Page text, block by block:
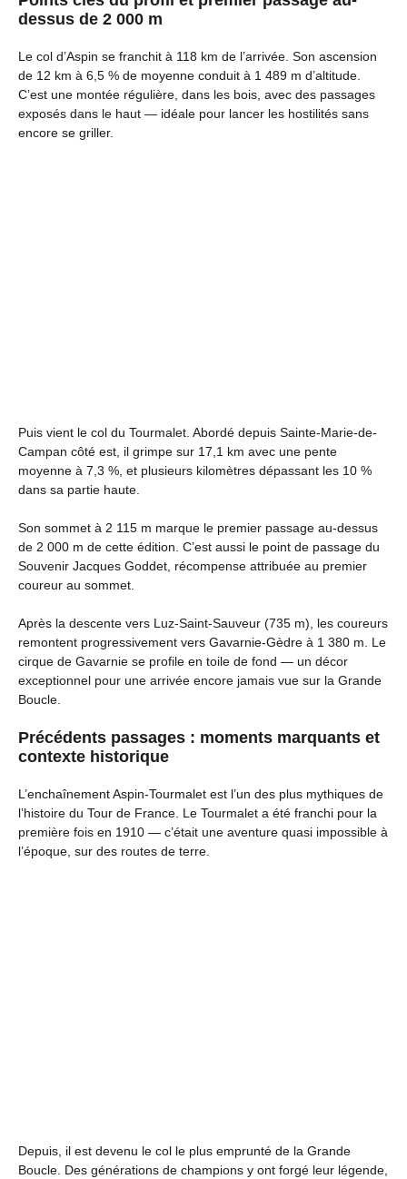
dessus de 2 000 m
Le col d’Aspin se franchit à 118 km de l’arrivée. Son ascension
de 12 km à 6,5 % de moyenne conduit à 1 489 m d’altitude.
C’est une montée régulière, dans les bois, avec des passages
exposés dans le haut — idéale pour lancer les hostilités sans
encore se griller.
Puis vient le col du Tourmalet. Abordé depuis Sainte-Marie-de-
Campan côté est, il grimpe sur 17,1 km avec une pente
moyenne à 7,3 %, et plusieurs kilomètres dépassant les 10 %
dans sa partie haute.
Son sommet à 2 115 m marque le premier passage au-dessus
de 2 000 m de cette édition. C’est aussi le point de passage du
Souvenir Jacques Goddet, récompense attribuée au premier
coureur au sommet.
Après la descente vers Luz-Saint-Sauveur (735 m), les coureurs
remontent progressivement vers Gavarnie-Gèdre à 1 380 m. Le
cirque de Gavarnie se profile en toile de fond — un décor
exceptionnel pour une arrivée encore jamais vue sur la Grande
Boucle.
Précédents passages : moments marquants et
contexte historique
L’enchaînement Aspin-Tourmalet est l’un des plus mythiques de
l’histoire du Tour de France. Le Tourmalet a été franchi pour la
première fois en 1910 — c’était une aventure quasi impossible à
l’époque, sur des routes de terre.
Depuis, il est devenu le col le plus emprunté de la Grande
Boucle. Des générations de champions y ont forgé leur légende,